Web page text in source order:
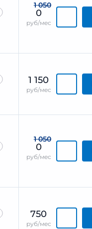
1 050
0
руб/мес
1 150
руб/мес
1 050
0
руб/мес
750
руб/мес